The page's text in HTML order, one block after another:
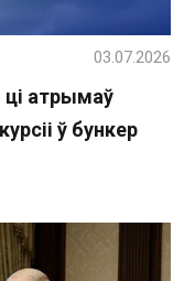
ці атрымаў
ў бункер
03.07.2026